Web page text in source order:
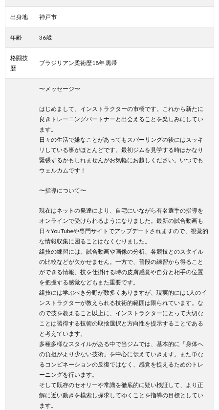
出身地 神戸市
年齢 36歳
格闘技
歴
ブラジリアン柔術歴18年 黒帯
〜メッセージ〜
はじめまして。インストラクターの市橋です。これから新たに
良きトレーニングパートナーと出会えることを楽しみにしてい
ます。
日々の生活で嫌なことがあってもスパーリングの後にはスッキ
リしている事がほとんどです。最初ジムを見学する時はかなり
緊張するかもしれませんがお気軽にお越しください。いつでも
ウェルカムです！
〜指導について〜
現在はネットの発達により、自宅にいながら有名選手の指導を
オンラインで受けられるようになりました。最新の試合動画も
日々YouTubeや専門サイトでアップデートされますので、視覚的
な情報収集に困ることはなくなりました。
組技の練習には、試合動画や画像の分析、各競技とのスタイル
の比較などが欠かせません。一方で、普段の練習から得ること
ができる情報、技を仕掛ける時の皮膚感覚や自分と相手の位置
を把握する感覚などもまた重要です。
組技には学ぶべき分野が数多くありますが、現実的には1人のイ
ンストラクターが教えられる技術的範囲は限られています。な
ので技を教えること以上に、インストラクターにとって大切な
ことは習得する技術の取捨選択と方向性を提示することである
と考えています。
多種多様なスタイルがある中で当ジムでは、基本的に「身体へ
の負担がより少ない技術」を中心に伝えていきます。また単な
るコンビネーションの反復ではなく、感覚を捉えるためのトレ
ーニングを行います。
そして既存のセオリーや常識を徹底的に疑い検証して、より正
解に近い動きを模索し探求してゆくことを指導の目標としてい
ます。